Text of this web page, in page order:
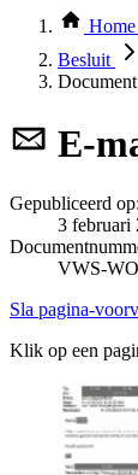
Thema
Bekijk
Home
Besluit
Document
E-
Gepubliceerd op:
3 februari
VWS-
Sla pagina-
Klik op een